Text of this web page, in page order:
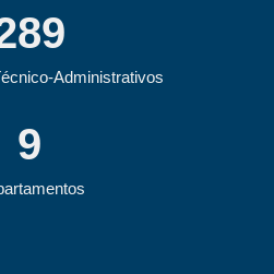
Administrativos
9